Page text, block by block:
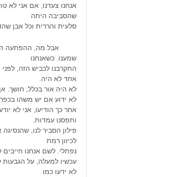
אנחנו צעדנו, אם אני
שהסביבה היתה
סלעית והררית וכל אבן
אבל מה, ההפתעה היתה
שמענו. כשאנחנו
התקרבנו לכביש הזה,
אחד לא היה.
לא היה אור בכלל, חושך.
לא ידוע אם יש משהו
אחר כך הודיעו, אני לא
ותפסנו עמדות.
פילון הסביר לנו,
לכיוון רמת
נפתלי. לשם אנחנו חייבים
עכשיו למעלה, על הגבעות
לא ידעו כמו